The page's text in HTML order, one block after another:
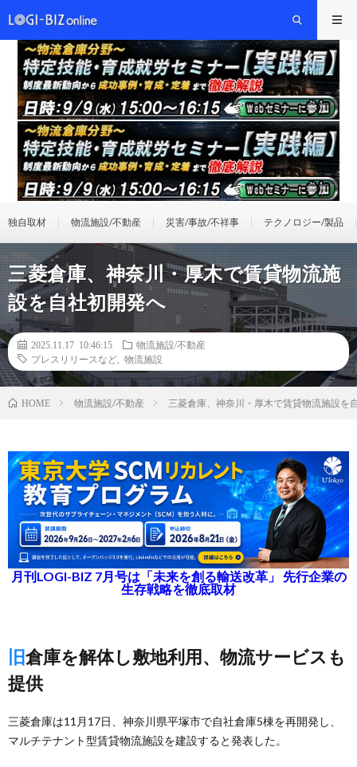
独自取材 物流施設/不動産 災害/事故/不祥事 テクノロジー/製品
三菱倉庫、神奈川・厚木で賃貸物流施
設を自社初開発へ
2025.11.17 10:46:15
物流施設/不動産
プレスリリースなど
物流施設
HOME 物流施設/不動産 三菱倉庫、神奈川・厚木で賃貸物流施設を
月刊LOGI-BIZ 7月号は「未来を創る輸送改革」 先行企業の
生存戦略を徹底取材
旧倉庫を解体し敷地利用、物流サービスも
提供
三菱倉庫は11月17日、神奈川県平塚市で自社倉庫5棟を再開発し、
マルチテナント型賃貸物流施設を建設すると発表した。